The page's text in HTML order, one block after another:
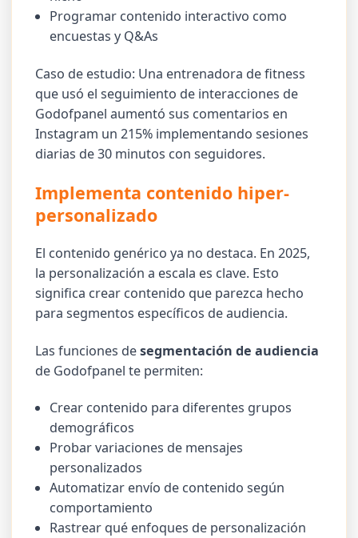
Programar contenido interactivo como
encuestas y Q&As
Caso de estudio: Una entrenadora de fitness
que usó el seguimiento de interacciones de
Godofpanel aumentó sus comentarios en
Instagram un 215% implementando sesiones
diarias de 30 minutos con seguidores.
Implementa contenido hiper-
personalizado
El contenido genérico ya no destaca. En 2025,
la personalización a escala es clave. Esto
significa crear contenido que parezca hecho
para segmentos específicos de audiencia.
Las funciones desegmentación de audiencia
de Godofpanel te permiten:
Crear contenido para diferentes grupos
demográficos
Probar variaciones de mensajes
personalizados
Automatizar envío de contenido según
comportamiento
Rastrear qué enfoques de personalización